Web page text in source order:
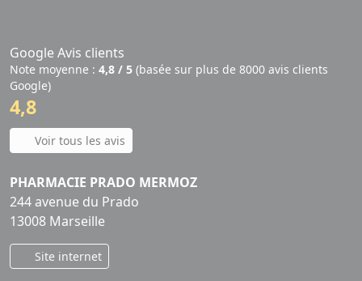
Google Avis clients
Note moyenne : 4,8 / 5 (basée sur plus de 8000 avis clients
Google)
4,8
Voir tous les avis
PHARMACIE PRADO MERMOZ
244 avenue du Prado
13008 Marseille
Site internet